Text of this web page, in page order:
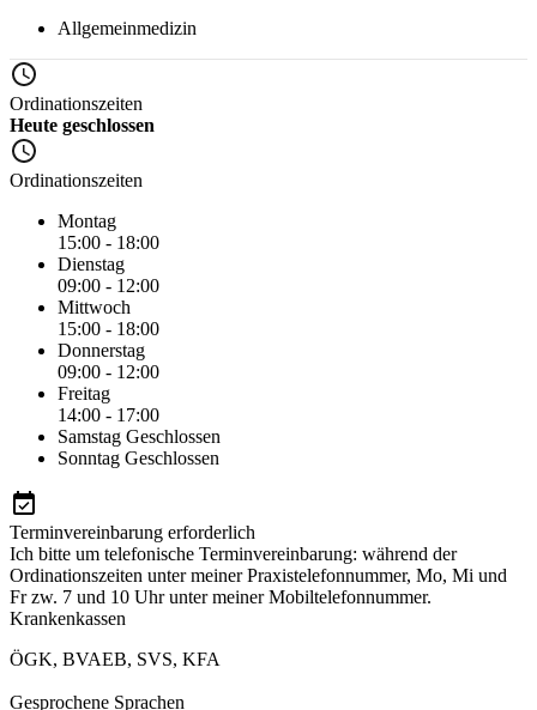
Allgemeinmedizin
Ordinationszeiten
Heute geschlossen
Ordinationszeiten
Montag
15:00 - 18:00
Dienstag
09:00 - 12:00
Mittwoch
15:00 - 18:00
Donnerstag
09:00 - 12:00
Freitag
14:00 - 17:00
Samstag Geschlossen
Sonntag Geschlossen
Terminvereinbarung erforderlich
Ich bitte um telefonische Terminvereinbarung: während der
Ordinationszeiten unter meiner Praxistelefonnummer, Mo, Mi und
Fr zw. 7 und 10 Uhr unter meiner Mobiltelefonnummer.
Krankenkassen
ÖGK, BVAEB, SVS, KFA
Gesprochene Sprachen